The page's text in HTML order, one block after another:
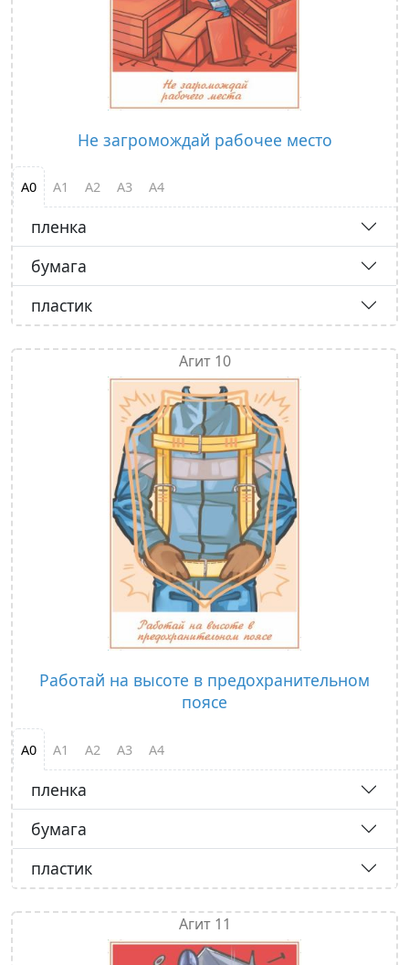
Не загромождай рабочее место
А0 А1 А2 А3 А4
пленка
бумага
пластик
Агит 10
Работай на высоте в предохранительном
поясе
А0 А1 А2 А3 А4
пленка
бумага
пластик
Агит 11